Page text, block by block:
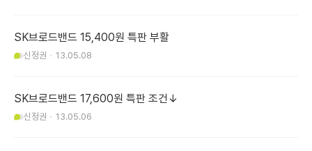
SK브로드밴드 15,400원 특판 부활
신정권 13.05.08
SK브로드밴드 17,600원 특판 조건↓
신정권 13.05.06